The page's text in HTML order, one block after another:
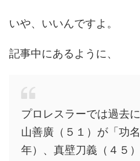
いや、いいんですよ。
記事中にあるように、
プロレスラーでは過去
山善廣（５１）が「功
年）、真壁刀義（４５